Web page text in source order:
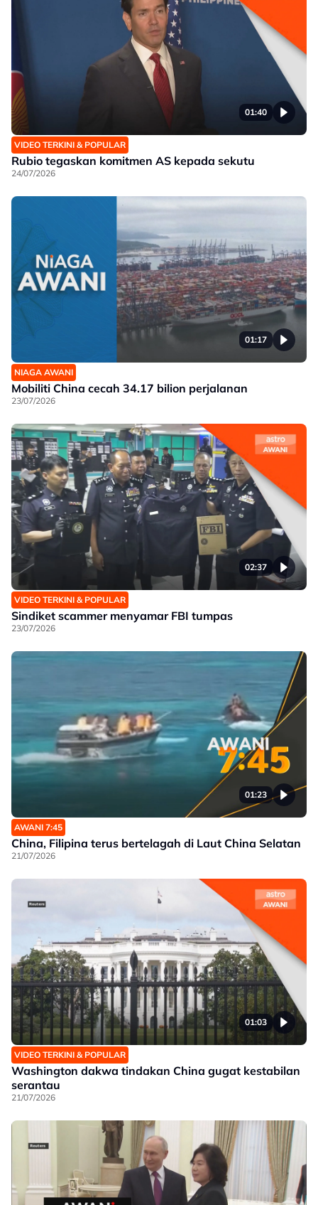
01:40
VIDEO TERKINI & POPULAR
Rubio tegaskan komitmen AS kepada sekutu
24/07/2026
01:17
NIAGA AWANI
Mobiliti China cecah 34.17 bilion perjalanan
23/07/2026
02:37
VIDEO TERKINI & POPULAR
Sindiket scammer menyamar FBI tumpas
23/07/2026
01:23
AWANI 7:45
China, Filipina terus bertelagah di Laut China Selatan
21/07/2026
01:03
VIDEO TERKINI & POPULAR
Washington dakwa tindakan China gugat kestabilan
serantau
21/07/2026